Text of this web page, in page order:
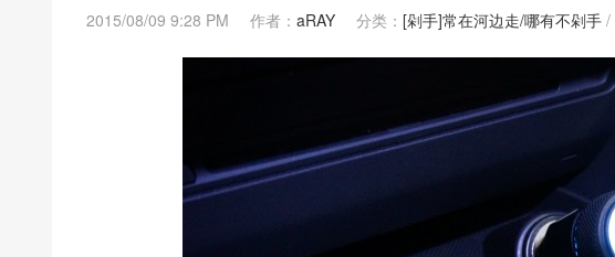
2015/08/09 9:28 PM 作者： aRAY 分类： [剁手]常在河边走/哪有不剁手 /